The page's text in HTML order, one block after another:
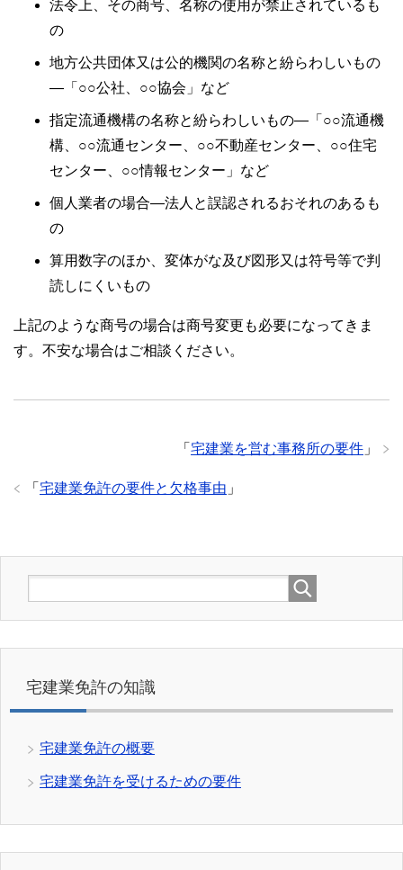
法令上、その商号、名称の使用が禁止されているも
の
地方公共団体又は公的機関の名称と紛らわしいもの
―「○○公社、○○協会」など
指定流通機構の名称と紛らわしいもの―「○○流通機
構、○○流通センター、○○不動産センター、○○住宅
センター、○○情報センター」など
個人業者の場合―法人と誤認されるおそれのあるも
の
算用数字のほか、変体がな及び図形又は符号等で判
読しにくいもの
上記のような商号の場合は商号変更も必要になってきま
す。不安な場合はご相談ください。
「 宅建業を営む事務所の要件 」
「 宅建業免許の要件と欠格事由 」
宅建業免許の知識
宅建業免許の概要
宅建業免許を受けるための要件